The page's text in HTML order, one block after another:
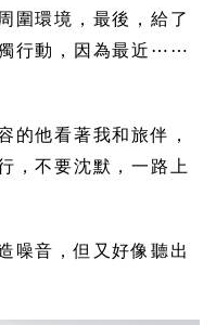
圍環境，最後，給了
行動，因為最近⋯⋯
的他看著我和旅伴，
，不要沈默，一路上
噪音，但又好像聽出